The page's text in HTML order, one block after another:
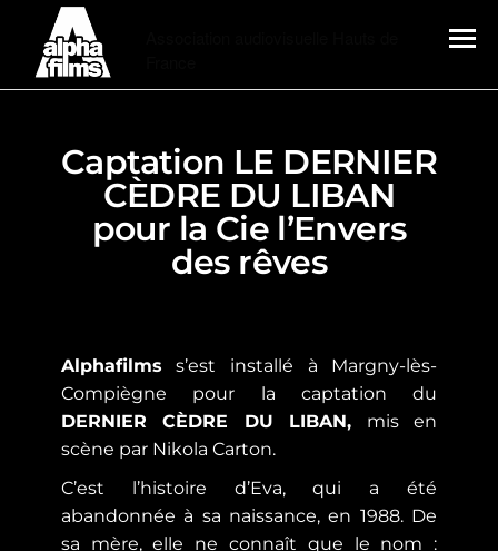
Captation LE DERNIER
CÈDRE DU LIBAN
pour la Cie l’Envers
des rêves
Alphafilms s’est installé à Margny-lès-
Compiègne pour la captation du
DERNIER CÈDRE DU LIBAN, misen
scène par Nikola Carton.
C’est l’histoire d’Eva, qui a été
abandonnée à sa naissance, en 1988. De
sa mère, elle ne connaît que le nom :